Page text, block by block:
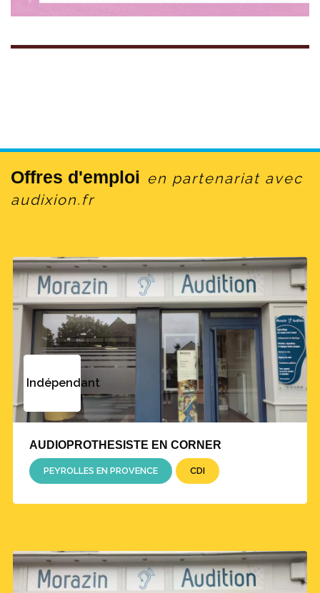
Offres d'emploi en partenariat avec
audixion.fr
Indépendant
AUDIOPROTHESISTE EN CORNER
PEYROLLES EN PROVENCE CDI